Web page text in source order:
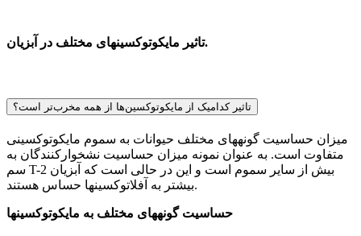
تاثیر مایکوتوکسین­های مختلف در آبزیان.
تاثیر کدامیک از مایکوتوکسین‌ها از همه مخرب‌تر است؟
میزان حساسیت گونه­های مختلف حیوانات به سموم مایکوتوکسینی
متفاوت است. به عنوان نمونه میزان حساسیت نشخوارکنندگان به
سم T-2 بیش از سایر سموم است و این در حالی است که آبزیان
بیش­تر به آفلاتوکسین­ها حساس هستند.
حساسیت گونه­های مختلف به مایکوتوکسین­ها